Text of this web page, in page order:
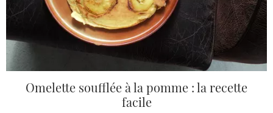
Omelette soufflée à la pomme : la recette
facile